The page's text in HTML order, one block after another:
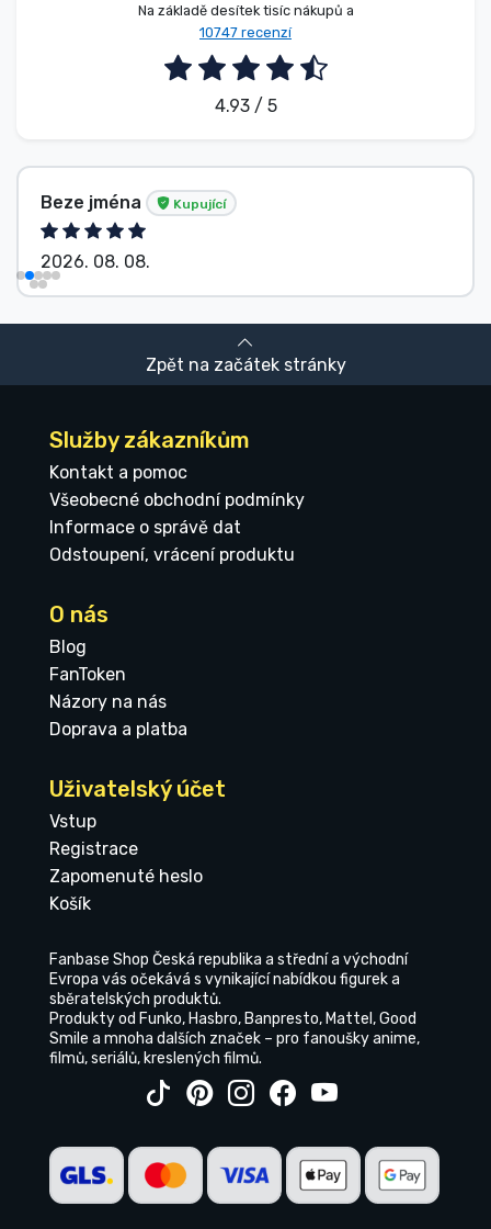
Na základě desítek tisíc nákupů a
10747 recenzí
4.93 / 5
Beze jména Kupující
2026. 08. 08.
Zpět na začátek stránky
Služby zákazníkům
Kontakt a pomoc
Všeobecné obchodní podmínky
Informace o správě dat
Odstoupení, vrácení produktu
O nás
Blog
FanToken
Názory na nás
Doprava a platba
Uživatelský účet
Vstup
Registrace
Zapomenuté heslo
Košík
Fanbase Shop Česká republika a střední a východní
Evropa vás očekává s vynikající nabídkou figurek a
sběratelských produktů.
Produkty od Funko, Hasbro, Banpresto, Mattel, Good
Smile a mnoha dalších značek – pro fanoušky anime,
filmů, seriálů, kreslených filmů.